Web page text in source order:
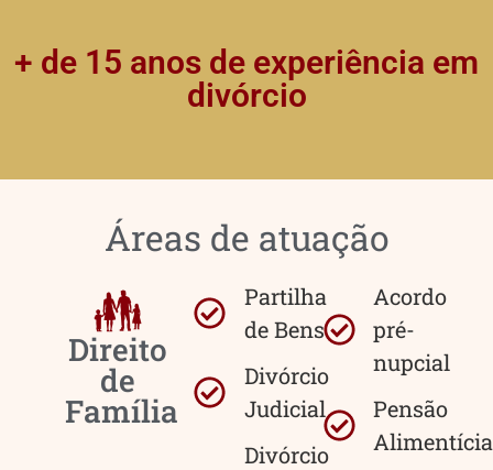
+ de 15 anos de experiência em
divórcio
Áreas de atuação
Direito
de
Família
Partilha
de Bens
Divórcio
Judicial
Divórcio
Acordo
pré-
nupcial
Pensão
Alimentícia